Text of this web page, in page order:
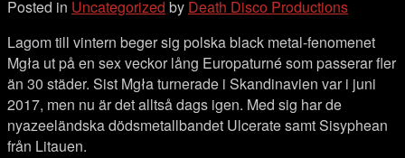
Sisyphean i
Posted in Uncategorized by Death Disco Productions
Lagom till vintern beger sig polska black metal-fenomenet
Mgła ut på en sex veckor lång Europaturné som passerar fler
än 30 städer. Sist Mgła turnerade i Skandinavien var i juni
2017, men nu är det alltså dags igen. Med sig har de
nyazeeländska dödsmetallbandet Ulcerate samt Sisyphean
från Litauen.